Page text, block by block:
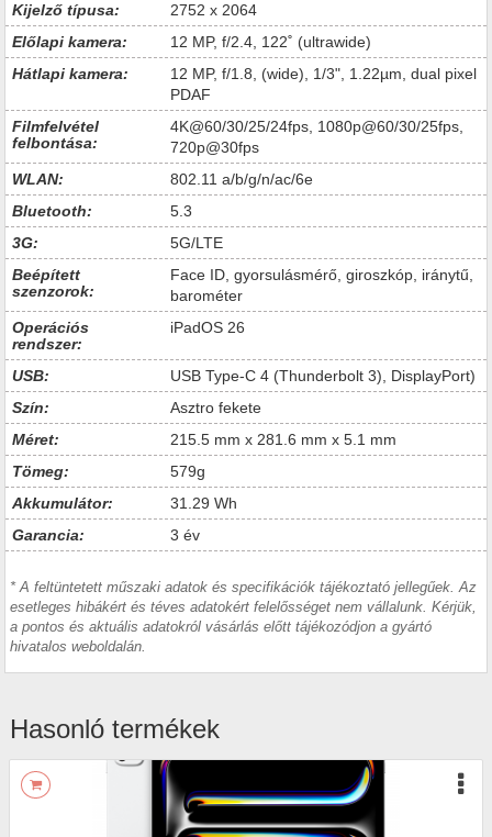
Kijelző típusa:
2752 x 2064
Előlapi kamera:
12 MP, f/2.4, 122˚ (ultrawide)
Hátlapi kamera:
12 MP, f/1.8, (wide), 1/3", 1.22µm, dual pixel
PDAF
Filmfelvétel
felbontása:
4K@60/30/25/24fps, 1080p@60/30/25fps,
720p@30fps
WLAN:
802.11 a/b/g/n/ac/6e
Bluetooth:
5.3
3G:
5G/LTE
Beépített
szenzorok:
Face ID, gyorsulásmérő, giroszkóp, iránytű,
barométer
Operációs
rendszer:
iPadOS 26
USB:
USB Type-C 4 (Thunderbolt 3), DisplayPort)
Szín:
Asztro fekete
Méret:
215.5 mm x 281.6 mm x 5.1 mm
Tömeg:
579g
Akkumulátor:
31.29 Wh
Garancia:
3 év
* A feltüntetett műszaki adatok és specifikációk tájékoztató jellegűek. Az
esetleges hibákért és téves adatokért felelősséget nem vállalunk. Kérjük,
a pontos és aktuális adatokról vásárlás előtt tájékozódjon a gyártó
hivatalos weboldalán.
Hasonló termékek